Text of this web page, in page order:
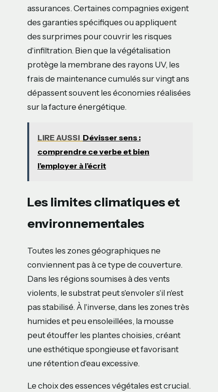
assurances. Certaines compagnies exigent
des garanties spécifiques ou appliquent
des surprimes pour couvrir les risques
d'infiltration. Bien que la végétalisation
protège la membrane des rayons UV, les
frais de maintenance cumulés sur vingt ans
dépassent souvent les économies réalisées
sur la facture énergétique.
LIRE AUSSI Dévisser sens :
comprendre ce verbe et bien
l’employer à l’écrit
Les limites climatiques et
environnementales
Toutes les zones géographiques ne
conviennent pas à ce type de couverture.
Dans les régions soumises à des vents
violents, le substrat peut s'envoler s'il n'est
pas stabilisé. À l'inverse, dans les zones très
humides et peu ensoleillées, la mousse
peut étouffer les plantes choisies, créant
une esthétique spongieuse et favorisant
une rétention d'eau excessive.
Le choix des essences végétales est crucial.